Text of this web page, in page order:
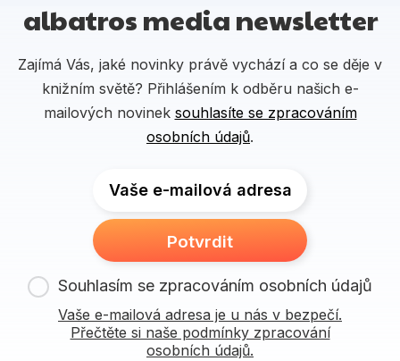
albatros media newsletter
Zajímá Vás, jaké novinky právě vychází a co se děje v
knižním světě? Přihlášením k odběru našich e-
mailových novinek souhlasíte se zpracováním
osobních údajů.
Vaše e-mailová adresa
Potvrdit
Souhlasím se zpracováním osobních údajů
Vaše e-mailová adresa je u nás v bezpečí.
Přečtěte si naše podmínky zpracování
osobních údajů.